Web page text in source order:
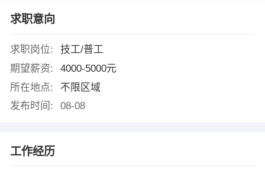
求职意向
求职岗位:
技工/普工
期望薪资:
4000-5000元
所在地点:
不限区域
发布时间:
08-08
工作经历